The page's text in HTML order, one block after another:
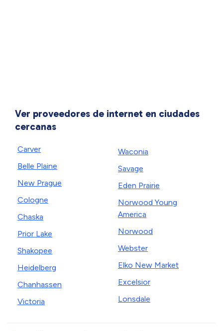
Ver proveedores de internet en ciudades
cercanas
Carver
Belle Plaine
New Prague
Cologne
Chaska
Prior Lake
Shakopee
Heidelberg
Chanhassen
Victoria
Waconia
Savage
Eden Prairie
Norwood Young
America
Norwood
Webster
Elko New Market
Excelsior
Lonsdale